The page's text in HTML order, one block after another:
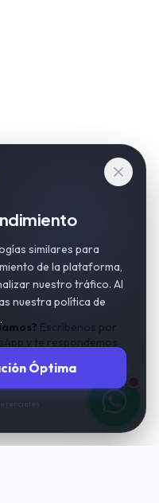
similares para
de la plataforma,
nuestro tráfico. Al
nuestra política de
Óptima